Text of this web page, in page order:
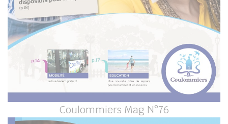
Coulommiers Mag N°76